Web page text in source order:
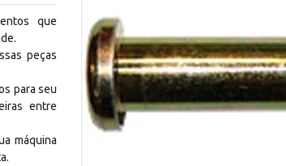
que
peças
para seu
entre
máquina